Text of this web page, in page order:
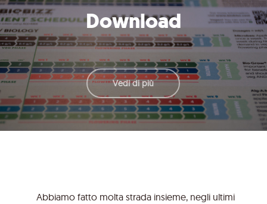
Download
Vedi di più
Abbiamo fatto molta strada insieme, negli ultimi